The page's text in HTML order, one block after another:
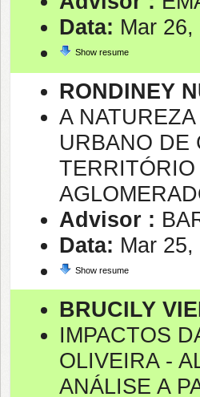
Data: Mar 26,
Show resume
RONDINEY
A
URBANO DE
Advisor :
Data: Mar 25,
Show resume
BRUCILY
IMPACTOS
OLIVEIRA -
ANÁLISE A